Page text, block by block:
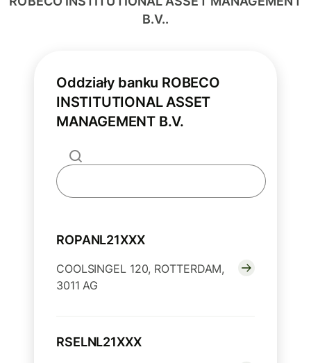
B.V..
Oddziały banku ROBECO
INSTITUTIONAL ASSET
MANAGEMENT B.V.
ROPANL21XXX
COOLSINGEL 120, ROTTERDAM,
3011 AG
RSELNL21XXX